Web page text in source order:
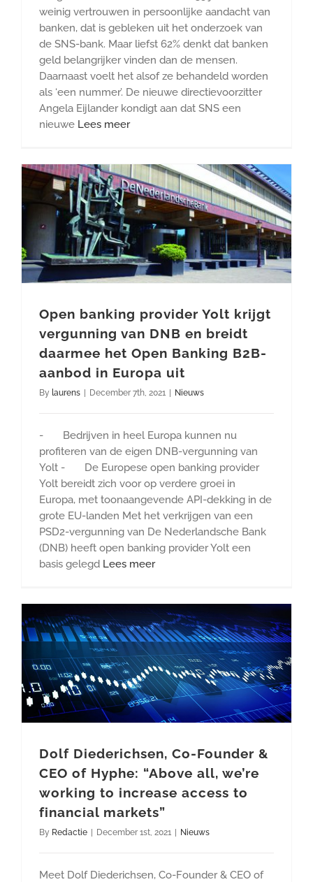
weinig vertrouwen in persoonlijke aandacht van
banken, dat is gebleken uit het onderzoek van
de SNS-bank. Maar liefst 62% denkt dat banken
geld belangrijker vinden dan de mensen.
Daarnaast voelt het alsof ze behandeld worden
als ‘een nummer’. De nieuwe directievoorzitter
Angela Eijlander kondigt aan dat SNS een
nieuwe Lees meer
Open banking provider Yolt krijgt
vergunning van DNB en breidt
daarmee het Open Banking B2B-
aanbod in Europa uit
By laurens | December 7th, 2021 | Nieuws
- Bedrijven in heel Europa kunnen nu
profiteren van de eigen DNB-vergunning van
Yolt - De Europese open banking provider
Yolt bereidt zich voor op verdere groei in
Europa, met toonaangevende API-dekking in de
grote EU-landen Met het verkrijgen van een
PSD2-vergunning van De Nederlandsche Bank
(DNB) heeft open banking provider Yolt een
basis gelegd Lees meer
Dolf Diederichsen, Co-Founder &
CEO of Hyphe: “Above all, we’re
working to increase access to
financial markets”
By Redactie | December 1st, 2021 | Nieuws
Meet Dolf Diederichsen, Co-Founder & CEO of